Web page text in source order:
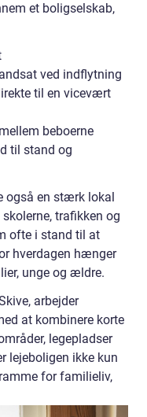
et boligselskab,
ved indflytning
til en vicevært
beboerne
til stand og
også en stærk lokal
trafikken og
ofte i stand til at
hverdagen hænger
unge og ældre.
arbejder
at kombinere korte
legepladser
lejeboligen ikke kun
for familieliv,